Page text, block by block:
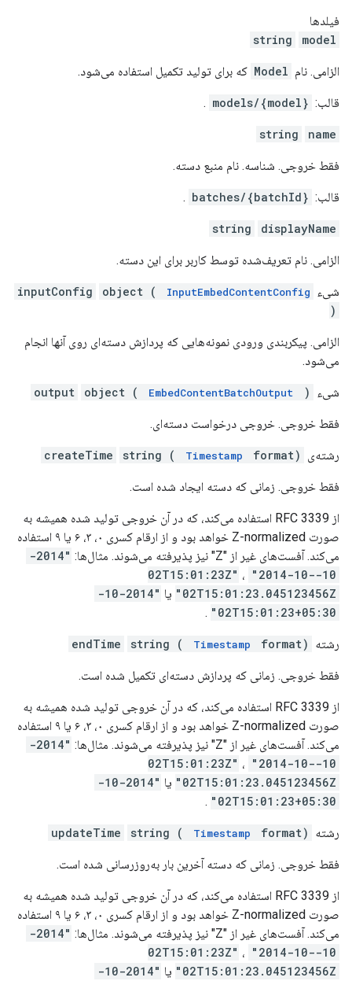
فیلدها
string
model
الزامی. نام Model که برای تولید تکمیل استفاده می‌شود.
قالب: models/{model}
.
string name
فقط خروجی. شناسه. نام منبع دسته.
قالب: batches/{batchId}
.
string displayName
الزامی. نام تعریف‌شده توسط کاربر برای این دسته.
شیء inputConfig object ( InputEmbedContentConfig
)
الزامی. پیکربندی ورودی نمونه‌هایی که پردازش دسته‌ای روی آنها انجام
می‌شود.
شیء output object ( EmbedContentBatchOutput )
فقط خروجی. خروجی درخواست دسته‌ای.
رشته‌ی createTime string ( Timestamp format)
فقط خروجی. زمانی که دسته ایجاد شده است.
از RFC 3339 استفاده می‌کند، که در آن خروجی تولید شده همیشه به
صورت Z-normalized خواهد بود و از ارقام کسری ۰، ۳، ۶ یا ۹ استفاده
می‌کند. آفست‌های غیر از "Z" نیز پذیرفته می‌شوند. مثال‌ها:
"2014-
10-02T15:01:23Z"
، "2014-10-
02T15:01:23.045123456Z"
یا
"2014-10-
02T15:01:23+05:30"
.
رشته endTime string ( Timestamp format)
فقط خروجی. زمانی که پردازش دسته‌ای تکمیل شده است.
از RFC 3339 استفاده می‌کند، که در آن خروجی تولید شده همیشه به
صورت Z-normalized خواهد بود و از ارقام کسری ۰، ۳، ۶ یا ۹ استفاده
می‌کند. آفست‌های غیر از "Z" نیز پذیرفته می‌شوند. مثال‌ها:
"2014-
10-02T15:01:23Z"
، "2014-10-
02T15:01:23.045123456Z"
یا
"2014-10-
02T15:01:23+05:30"
.
رشته updateTime string ( Timestamp format)
فقط خروجی. زمانی که دسته آخرین بار به‌روزرسانی شده است.
از RFC 3339 استفاده می‌کند، که در آن خروجی تولید شده همیشه به
صورت Z-normalized خواهد بود و از ارقام کسری ۰، ۳، ۶ یا ۹ استفاده
می‌کند. آفست‌های غیر از "Z" نیز پذیرفته می‌شوند. مثال‌ها:
"2014-
10-02T15:01:23Z"
، "2014-10-
02T15:01:23.045123456Z"
یا "2014-10-